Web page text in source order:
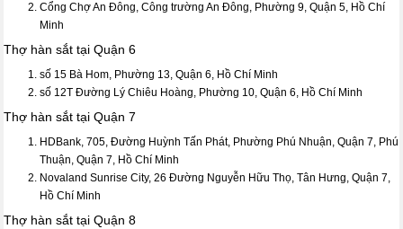
Cổng Chợ An Đông, Công trường An Đông, Phường 9, Quận 5, Hồ Chí
Minh
Thợ hàn sắt tại Quận 6
số 15 Bà Hom, Phường 13, Quận 6, Hồ Chí Minh
số 12T Đường Lý Chiêu Hoàng, Phường 10, Quận 6, Hồ Chí Minh
Thợ hàn sắt tại Quận 7
HDBank, 705, Đường Huỳnh Tấn Phát, Phường Phú Nhuận, Quận 7, Phú
Thuận, Quận 7, Hồ Chí Minh
Novaland Sunrise City, 26 Đường Nguyễn Hữu Thọ, Tân Hưng, Quận 7,
Hồ Chí Minh
Thợ hàn sắt tại Quận 8